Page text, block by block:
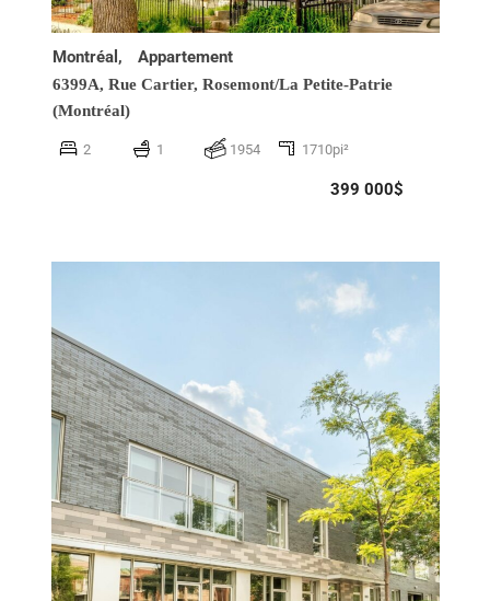
Montréal, Appartement
6399A, Rue Cartier, Rosemont/La Petite-Patrie
(Montréal)
2 1 1954 1710pi²
399 000$